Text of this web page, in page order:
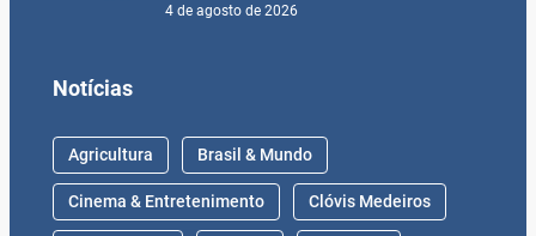
4 de agosto de 2026
Notícias
Agricultura Brasil & Mundo
Cinema & Entretenimento Clóvis Medeiros